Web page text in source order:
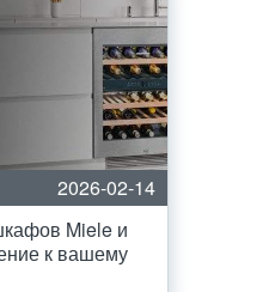
2026-02-14
Miele и
к вашему